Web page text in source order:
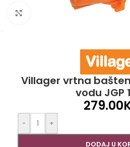
Click to enlarge
Villager vrtna
vodu JGP
279.00
- +
DODAJ U